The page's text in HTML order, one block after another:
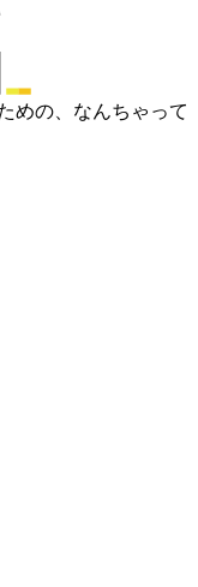
めの、なんちゃって